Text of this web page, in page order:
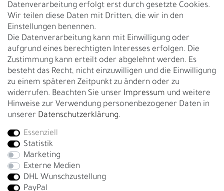
Kontakt
Über uns
Rückgabe
Gürtelgröße messen
Garantie
GESCHÄFTSKUNDEN & HÄNDLER
B2B Geschäftskunden
Bei Fragen wenden Sie sich direkt an unser Service-Team.
+4917663727338
Montag - Freitag, 09:00 - 14:00
info@fronhofer.com
Datenverarbeitung erfolgt erst durch gesetzte Cookies.
Wir teilen diese Daten mit Dritten, die wir in den
Einstellungen benennen.
Die Datenverarbeitung kann mit Einwilligung oder
aufgrund eines berechtigten Interesses erfolgen. Die
Zustimmung kann erteilt oder abgelehnt werden. Es
besteht das Recht, nicht einzuwilligen und die Einwilligung
zu einem späteren Zeitpunkt zu ändern oder zu
widerrufen. Beachten Sie unser Impressum und weitere
Hinweise zur Verwendung personenbezogener Daten in
unserer Daten­schutz­erklärung.
Essenziell
Statistik
Marketing
Externe Medien
DHL Wunschzustellung
PayPal